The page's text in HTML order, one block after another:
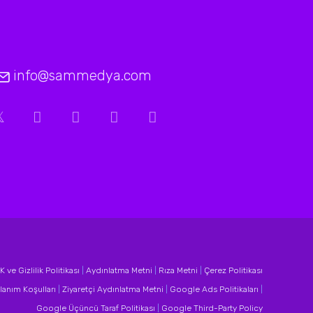
info@sammedya.com
ve Gizlilik Politikası Aydınlatma Metni Rıza Metni
Çerez Politikası
Koşulları Ziyaretçi Aydınlatma Metni Google Ads Politikaları
Google Üçüncü Taraf Politikası
Google Third-Party Policy